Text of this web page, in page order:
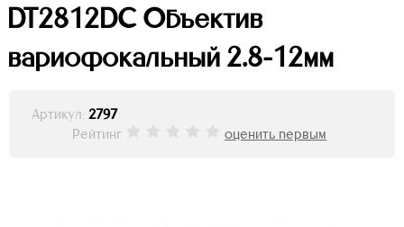
DT2812DC Объектив
вариофокальный 2.8-12мм
Артикул: 2797
Рейтинг
оценить первым